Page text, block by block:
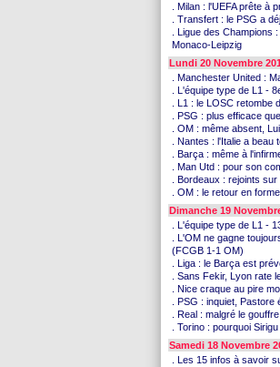
. Milan : l'UEFA prête à
. Transfert : le PSG a
. Ligue des
Monaco-Leipzig
Lundi 20 Novembre
. Manchester United :
. L'équipe type de L1 -
. L1 : le LOSC retombe
. PSG : plus efficace
. OM : même absent,
. Nantes : l'Italie a
. Barça : même à
. Man Utd : pour son
. Bordeaux : rejoints
. OM : le retour en
Dimanche 19
. L'équipe type de L1 -
. L'OM ne gagne
(FCGB 1-1 OM)
. Liga : le Barça est
. Sans Fekir, Lyon rate
. Nice craque au pire
. PSG : inquiet,
. Real : malgré le
. Torino : pourquoi
Samedi 18 Novembre
. Les 15 infos à savoir